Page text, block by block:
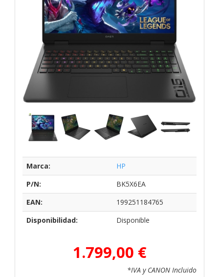
Marca:
HP
P/N:
BK5X6EA
EAN:
199251184765
Disponibilidad:
Disponible
1.799,00 €
*IVA y CANON Incluido